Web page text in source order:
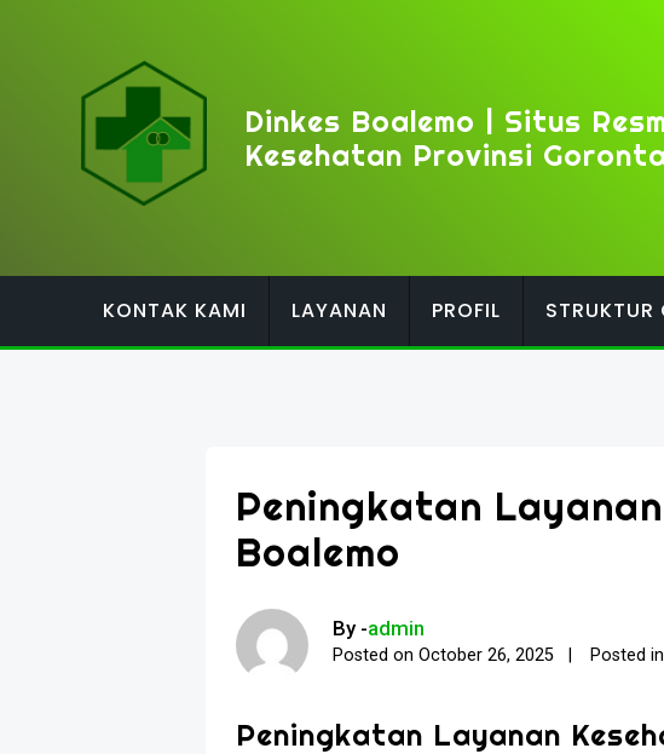
Dinkes Boalemo | Situs
Kesehatan Provinsi
KONTAK KAMI LAYANAN PROFIL STRUKTUR
Peningkatan
Boalemo
By -admin
Posted onOctober 26, 2025 Posted in
Peningkatan Layanan